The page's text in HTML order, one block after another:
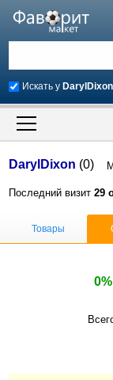
Искать у DarylDixon
Искать также в
Продавец
DarylDixon (0)
Последний визит29
Товары
0%